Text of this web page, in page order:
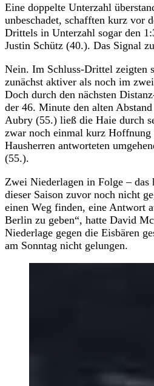
Eine doppelte Unterzahl
unbeschadet, schafften kurz vor
Drittels in Unterzahl sogar den
Justin Schütz (40.). Das Signal
Nein. Im Schluss-Drittel zeigten
zunächst aktiver als noch im
Doch durch den nächsten
der 46. Minute den alten
Aubry (55.) ließ die Haie durch
zwar noch einmal kurz Hoffnung
Hausherren antworteten
(55.).
Zwei Niederlagen in Folge – das
dieser Saison zuvor noch nicht
einen Weg finden, eine Antwort
Berlin zu geben“, hatte David
Niederlage gegen die Eisbären
am Sonntag nicht gelungen.